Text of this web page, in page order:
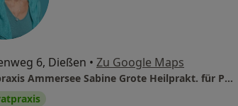
6, Dießen • Zu Google Maps
Heilpraxis Ammersee Sabine Grote Heilprakt. für Psychotherapie